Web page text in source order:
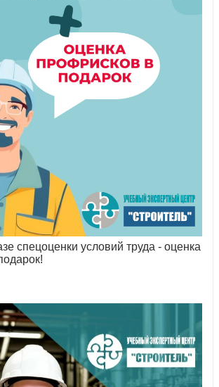
спецоценки условий труда - оценка